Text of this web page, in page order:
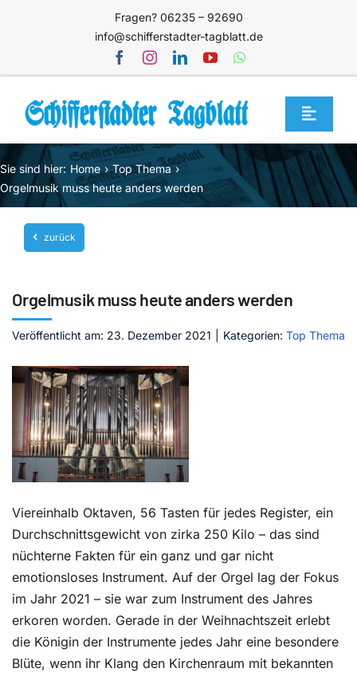
Fragen? 06235 – 92690
info@schifferstadter-tagblatt.de
Toggle
Home
Themen
Blog
Unternehmen
Mediathek
Kontakt
Sie sind hier: Home
Top Thema
Orgelmusik muss heute anders werden
zurück
Orgelmusik muss heute anders werden
Veröffentlicht am: 23. Dezember 2021 Kategorien: Top Thema
Viereinhalb Oktaven, 56 Tasten für jedes Register, ein
Durchschnittsgewicht von zirka 250 Kilo – das sind
nüchterne Fakten für ein ganz und gar nicht
emotionsloses Instrument. Auf der Orgel lag der Fokus
im Jahr 2021 – sie war zum Instrument des Jahres
erkoren worden. Gerade in der Weihnachtszeit erlebt
die Königin der Instrumente jedes Jahr eine besondere
Blüte, wenn ihr Klang den Kirchenraum mit bekannten